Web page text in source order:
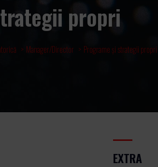
propri
Manager/Director Programe și strategii propri
EXTRA